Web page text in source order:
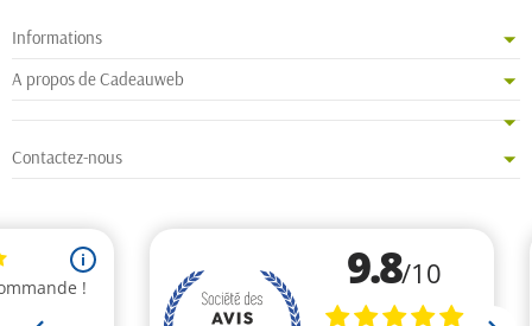
Informations
A propos de Cadeauweb
Contactez-nous